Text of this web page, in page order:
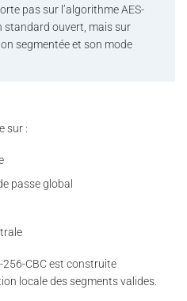
pas sur l’algorithme AES-
standard ouvert, mais sur
segmentée et son mode
sur :
passe global
256-CBC est construite
locale des segments valides.